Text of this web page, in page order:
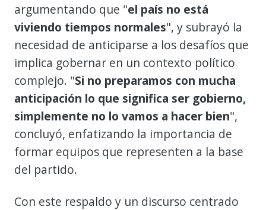
argumentando que "el país no está
viviendo tiempos normales", y subrayó la
necesidad de anticiparse a los desafíos que
implica gobernar en un contexto político
complejo. "Si no preparamos con mucha
anticipación lo que significa ser gobierno,
simplemente no lo vamos a hacer bien",
concluyó, enfatizando la importancia de
formar equipos que representen a la base
del partido.
Con este respaldo y un discurso centrado